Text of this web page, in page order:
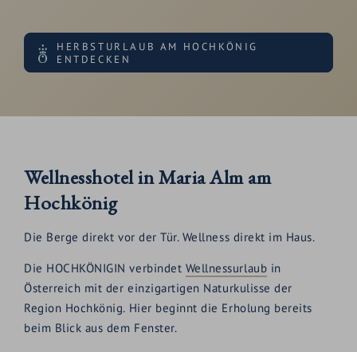
HERBSTURLAUB AM HOCHKÖNIG
ENTDECKEN
Wellnesshotel in Maria Alm am
Hochkönig
Die Berge direkt vor der Tür. Wellness direkt im Haus.
Die HOCHKÖNIGIN verbindet Wellnessurlaub in
Österreich mit der einzigartigen Naturkulisse der
Region Hochkönig. Hier beginnt die Erholung bereits
beim Blick aus dem Fenster.